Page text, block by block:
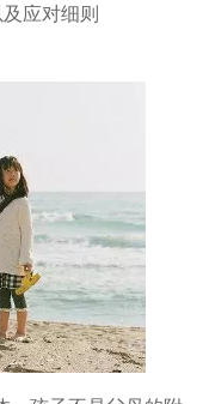
应对细则